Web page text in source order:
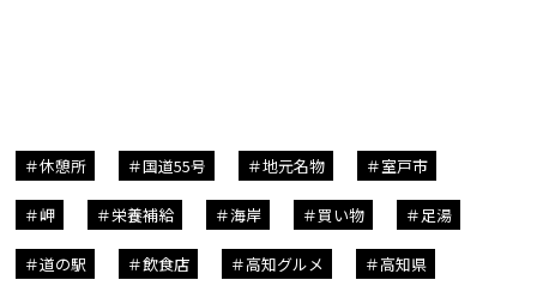
休憩所 国道55号 地元名物 室戸市
岬 栄養補給 海岸 買い物 足湯
道の駅 飲食店 高知グルメ 高知県